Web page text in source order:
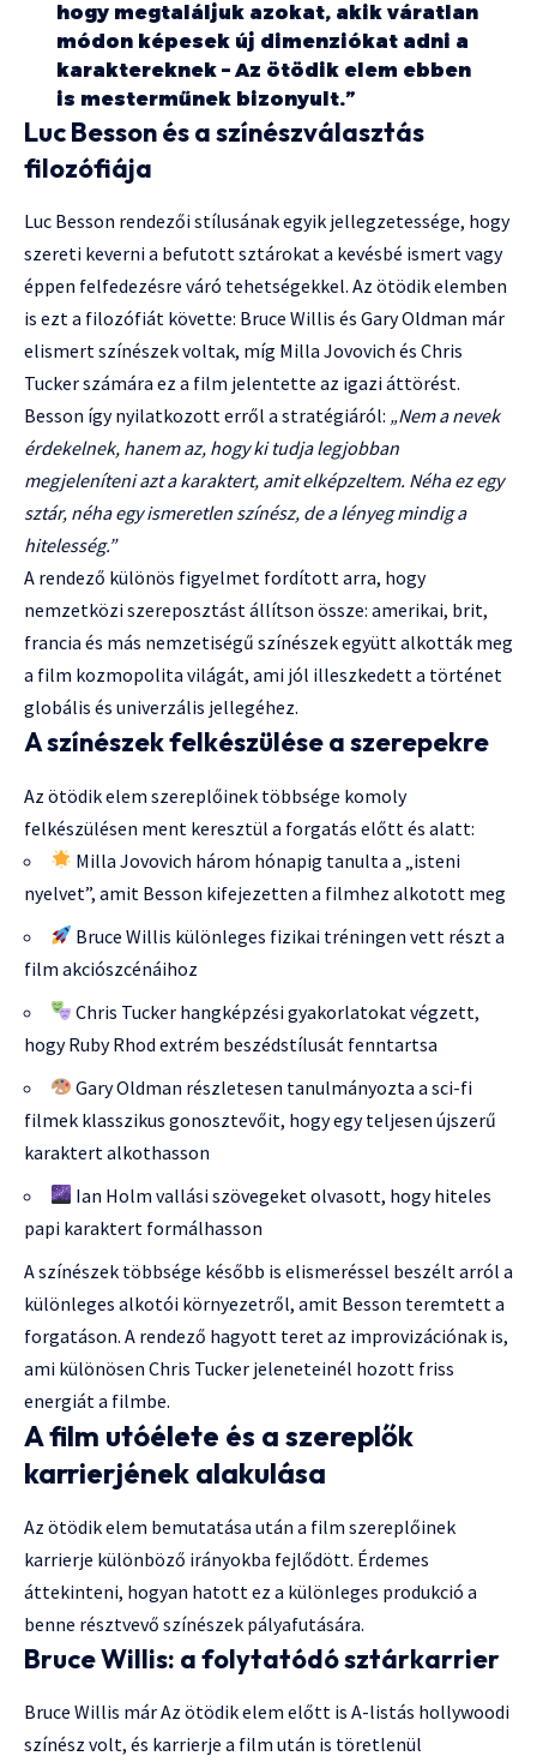
hogy megtaláljuk azokat, akik váratlan
módon képesek új dimenziókat adni a
karaktereknek – Az ötödik elem ebben
is mesterműnek bizonyult.”
Luc Besson és a színészválasztás
filozófiája
Luc Besson rendezői stílusának egyik jellegzetessége, hogy
szereti keverni a befutott sztárokat a kevésbé ismert vagy
éppen felfedezésre váró tehetségekkel. Az ötödik elemben
is ezt a filozófiát követte: Bruce Willis és Gary Oldman már
elismert színészek voltak, míg Milla Jovovich és Chris
Tucker számára ez a film jelentette az igazi áttörést.
Besson így nyilatkozott erről a stratégiáról: „Nem a nevek
érdekelnek, hanem az, hogy ki tudja legjobban
megjeleníteni azt a karaktert, amit elképzeltem. Néha ez egy
sztár, néha egy ismeretlen színész, de a lényeg mindig a
hitelesség.”
A rendező különös figyelmet fordított arra, hogy
nemzetközi szereposztást állítson össze: amerikai, brit,
francia és más nemzetiségű színészek együtt alkották meg
a film kozmopolita világát, ami jól illeszkedett a történet
globális és univerzális jellegéhez.
A színészek felkészülése a szerepekre
Az ötödik elem szereplőinek többsége komoly
felkészülésen ment keresztül a forgatás előtt és alatt:
Milla Jovovich három hónapig tanulta a „isteni
nyelvet”, amit Besson kifejezetten a filmhez alkotott meg
Bruce Willis különleges fizikai tréningen vett részt a
film akciószcénáihoz
Chris Tucker hangképzési gyakorlatokat végzett,
hogy Ruby Rhod extrém beszédstílusát fenntartsa
Gary Oldman részletesen tanulmányozta a sci-fi
filmek klasszikus gonosztevőit, hogy egy teljesen újszerű
karaktert alkothasson
Ian Holm vallási szövegeket olvasott, hogy hiteles
papi karaktert formálhasson
A színészek többsége később is elismeréssel beszélt arról a
különleges alkotói környezetről, amit Besson teremtett a
forgatáson. A rendező hagyott teret az improvizációnak is,
ami különösen Chris Tucker jeleneteinél hozott friss
energiát a filmbe.
A film utóélete és a szereplők
karrierjének alakulása
Az ötödik elem bemutatása után a film szereplőinek
karrierje különböző irányokba fejlődött. Érdemes
áttekinteni, hogyan hatott ez a különleges produkció a
benne résztvevő színészek pályafutására.
Bruce Willis: a folytatódó sztárkarrier
Bruce Willis már Az ötödik elem előtt is A-listás hollywoodi
színész volt, és karrierje a film után is töretlenül